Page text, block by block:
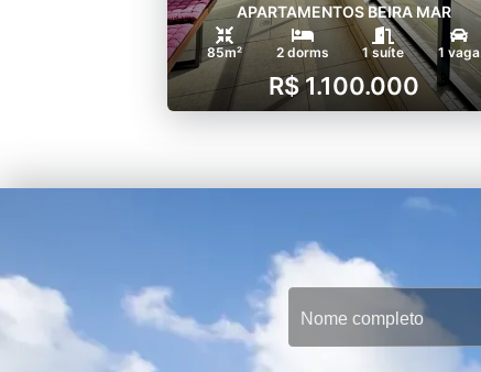
APARTAMENTOS BEIRA MAR
85m² 2 dorms 1 suíte 1 vaga
R$ 1.100.000